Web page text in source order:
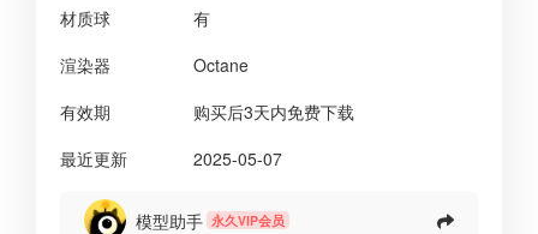
材质球
有
渲染器
Octane
有效期
购买后3天内免费下载
最近更新
2025-05-07
模型助手 永久VIP会员